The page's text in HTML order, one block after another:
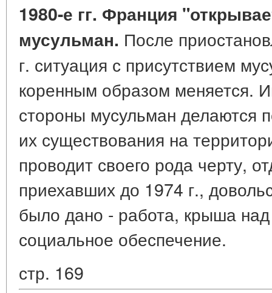
1980-е гг. Франция
мусульман. После
г. ситуация с присутствием
коренным образом меняется.
стороны мусульман делаются
их существования на
проводит своего рода черту,
приехавших до 1974 г.,
было дано - работа, крыша
социальное обеспечение.
стр. 169